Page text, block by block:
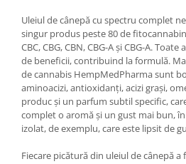
Uleiul de cânepă cu spectru complet
singur produs peste 80 de
CBC, CBG, CBN, CBG-A și CBG-A.
de beneficii, contribuind la formulă.
de cannabis HempMedPharma sunt
aminoacizi, antioxidanți, acizi grași,
produc și un parfum subtil specific,
complet o aromă și un gust mai bun,
izolat, de exemplu, care este lipsit de
Fiecare picătură din uleiul de cânepă